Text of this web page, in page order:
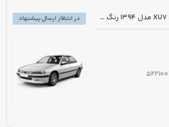
مزایده دولتی خودرو پژو پارس XU7 مدل 1394 رنگ سفید روغنی
در انتظار ارسال پیشنهاد